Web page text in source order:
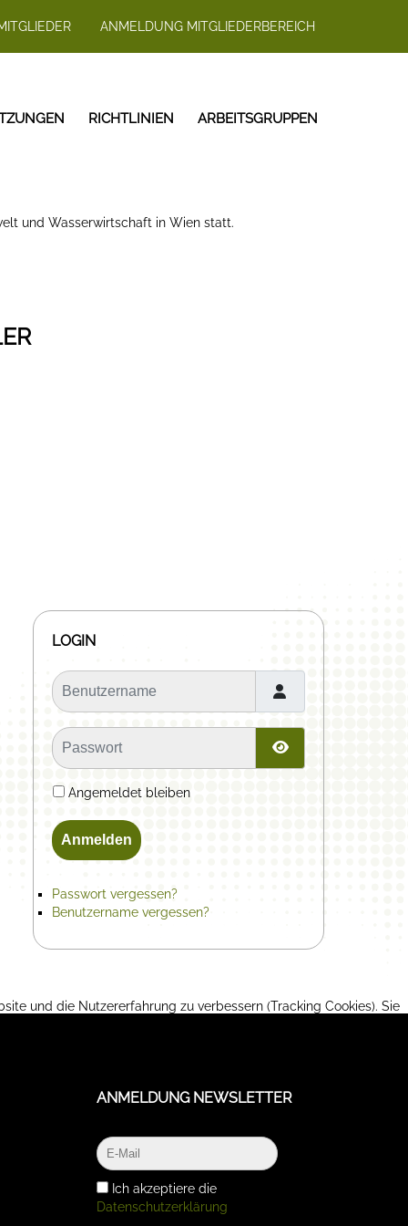
ANMELDUNG MITGLIEDERBEREICH
RICHTLINIEN ARBEITSGRUPPEN
und Wasserwirtschaft in Wien statt.
LOGIN
Benutzername
Passwort
Passwort
Angemeldet bleiben
Anmelden
Passwort vergessen?
Benutzername vergessen?
ANMELDUNG NEWSLETTER
Ich akzeptiere die
Datenschutzerklärung
und die Nutzererfahrung zu verbessern (Tracking Cookies). Sie